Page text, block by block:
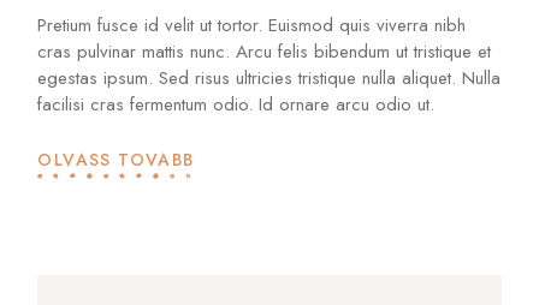
Pretium fusce id velit ut tortor. Euismod quis viverra nibh
cras pulvinar mattis nunc. Arcu felis bibendum ut tristique et
egestas ipsum. Sed risus ultricies tristique nulla aliquet. Nulla
facilisi cras fermentum odio. Id ornare arcu odio ut.
OLVASS TOVÁBB